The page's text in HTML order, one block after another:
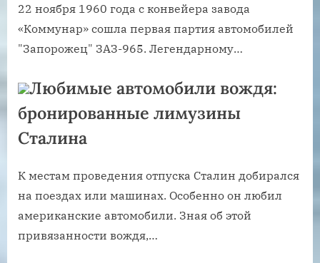
22 ноября 1960 года с конвейера завода
«Коммунар» сошла первая партия автомобилей
"Запорожец" ЗАЗ-965. Легендарному…
Любимые автомобили вождя:
бронированные лимузины
Сталина
К местам проведения отпуска Сталин добирался
на поездах или машинах. Особенно он любил
американские автомобили. Зная об этой
привязанности вождя,…